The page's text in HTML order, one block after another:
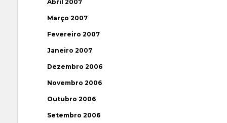
Abril 2007
Março 2007
Fevereiro 2007
Janeiro 2007
Dezembro 2006
Novembro 2006
Outubro 2006
Setembro 2006